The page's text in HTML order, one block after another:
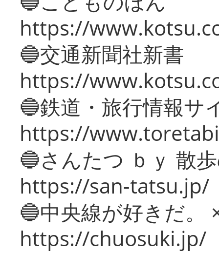
https://
🔵交通新聞社新書
https://
🔵鉄道・旅行情報サ
https://
🔵さんたつ ｂｙ 散
https://san-tatsu.jp/
🔵中央線が好きだ。
https://chuosuki.jp/